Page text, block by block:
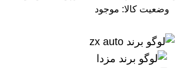
وضعیت کالا: موجود